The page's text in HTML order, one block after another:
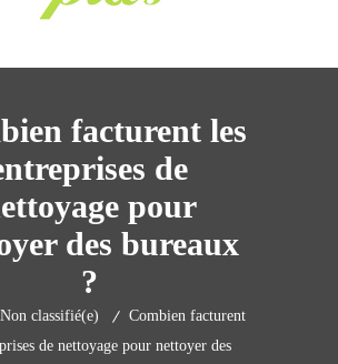
facturent les
de
pour
des bureaux
?
Non classifié(e)
Combien facturent
de nettoyage pour nettoyer des